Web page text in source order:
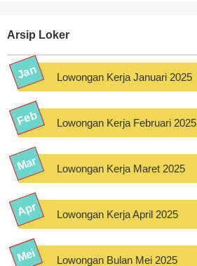
Arsip Loker
Lowongan Kerja Januari 2025
Lowongan Kerja Februari 2025
Lowongan Kerja Maret 2025
Lowongan Kerja April 2025
Lowongan Bulan Mei 2025